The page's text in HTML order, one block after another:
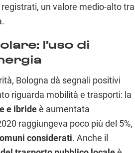
un valore medio-alto tra
l’uso di
Bologna dà segnali positivi
riguarda mobilità e trasporti: la
e ibrideè aumentata
raggiungeva poco più del 5%,
considerati. Anche il